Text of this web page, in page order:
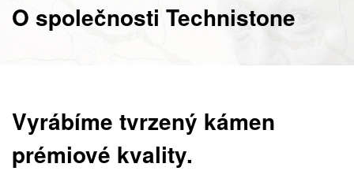
O společnosti Technistone
Vyrábíme tvrzený kámen
prémiové kvality.